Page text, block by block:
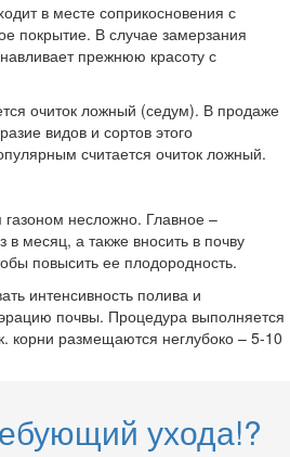
в месте соприкосновения с
покрытие. В случае замерзания
прежнюю красоту с
очиток ложный (седум). В продаже
видов и сортов этого
считается очиток ложный.
несложно. Главное –
в месяц, а также вносить в почву
повысить ее плодородность.
интенсивность полива и
почвы. Процедура выполняется
корни размещаются неглубоко – 5-10
ухода!?